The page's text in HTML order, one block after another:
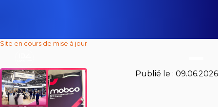
Site en cours de mise à jour
Publié le : 09.06.2026